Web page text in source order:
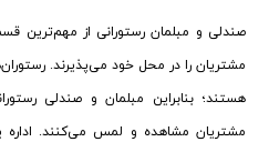
صندلی و مبلمان رستورانی از
مشتریان را در محل خود می‌پذیرند.
هستند؛ بنابراین مبلمان و صندلی
مشتریان مشاهده و لمس می‌کنند. اداره